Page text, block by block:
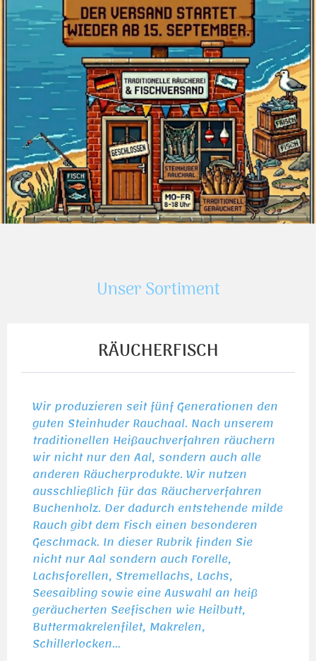
Unser Sortiment
RÄUCHERFISCH
Wir produzieren seit fünf Generationen den
guten Steinhuder Rauchaal. Nach unserem
traditionellen Heißauchverfahren räuchern
wir nicht nur den Aal, sondern auch alle
anderen Räucherprodukte. Wir nutzen
ausschließlich für das Räucherverfahren
Buchenholz. Der dadurch entstehende milde
Rauch gibt dem Fisch einen besonderen
Geschmack. In dieser Rubrik finden Sie
nicht nur Aal sondern auch Forelle,
Lachsforellen, Stremellachs, Lachs,
Seesaibling sowie eine Auswahl an heiß
geräucherten Seefischen wie Heilbutt,
Buttermakrelenfilet, Makrelen,
Schillerlocken…